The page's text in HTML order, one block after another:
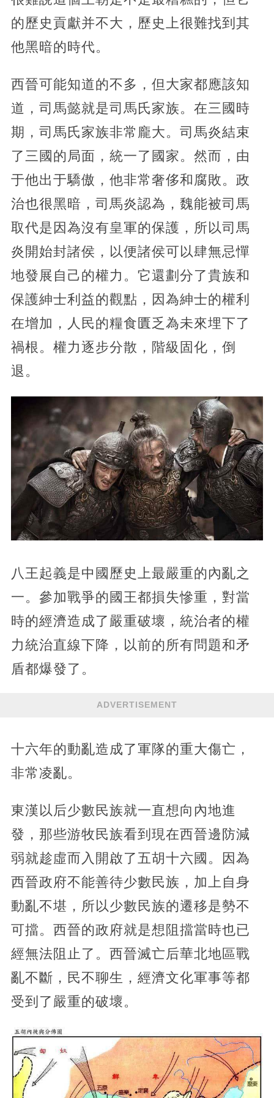
的歷史貢獻并不大，歷史上很難找到其
他黑暗的時代。
西晉可能知道的不多，但大家都應該知
道，司馬懿就是司馬氏家族。在三國時
期，司馬氏家族非常龐大。司馬炎結束
了三國的局面，統一了國家。然而，由
于他出于驕傲，他非常奢侈和腐敗。政
治也很黑暗，司馬炎認為，魏能被司馬
取代是因為沒有皇軍的保護，所以司馬
炎開始封諸侯，以便諸侯可以肆無忌憚
地發展自己的權力。它還劃分了貴族和
保護紳士利益的觀點，因為紳士的權利
在增加，人民的糧食匱乏為未來埋下了
禍根。權力逐步分散，階級固化，倒
退。
八王起義是中國歷史上最嚴重的內亂之
一。參加戰爭的國王都損失慘重，對當
時的經濟造成了嚴重破壞，統治者的權
力統治直線下降，以前的所有問題和矛
盾都爆發了。
ADVERTISEMENT
十六年的動亂造成了軍隊的重大傷亡，
非常凌亂。
東漢以后少數民族就一直想向內地進
發，那些游牧民族看到現在西晉邊防減
弱就趁虛而入開啟了五胡十六國。因為
西晉政府不能善待少數民族，加上自身
動亂不堪，所以少數民族的遷移是勢不
可擋。西晉的政府就是想阻擋當時也已
經無法阻止了。西晉滅亡后華北地區戰
亂不斷，民不聊生，經濟文化軍事等都
受到了嚴重的破壞。